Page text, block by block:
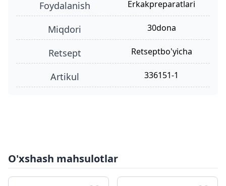
foydalanish erkakpreparatlari
miqdori 30dona
retsept retseptbo'yicha
Artikul 336151-1
O'xshash mahsulotlar